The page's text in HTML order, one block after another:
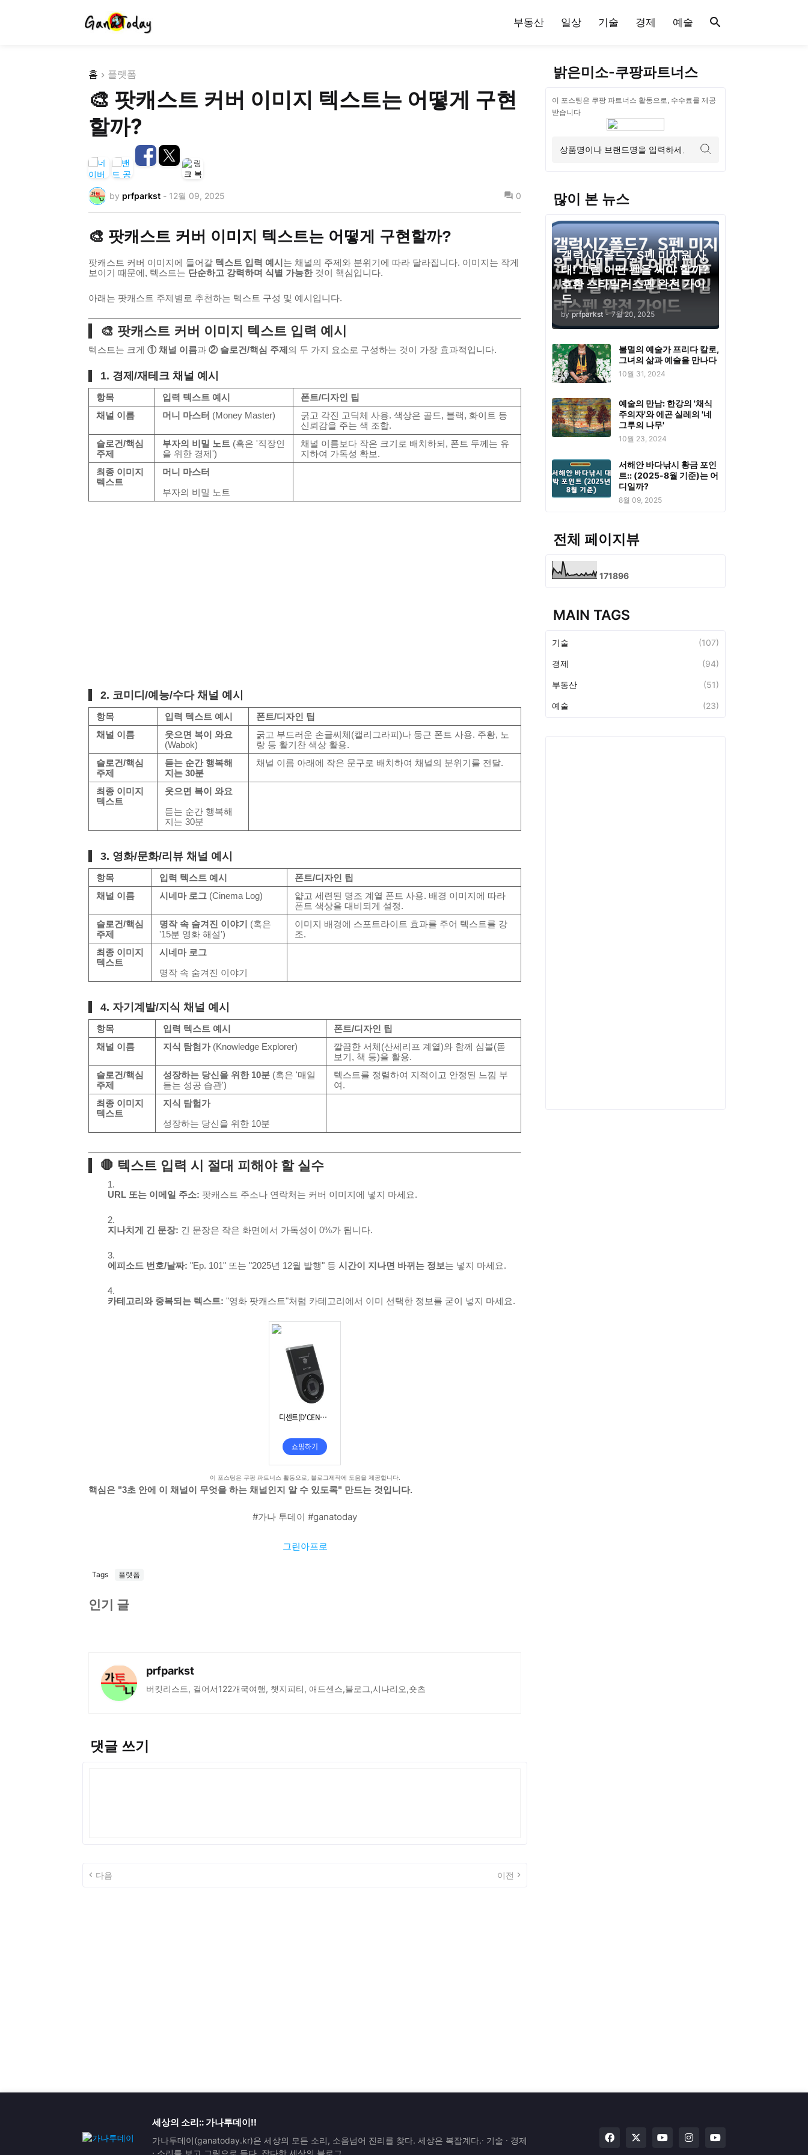
부동산 일상 기술 경제 예술
홈 플랫폼
🎨 팟캐스트 커버 이미지 텍스트는 어떻게 구현
할까?
by prfparkst - 12월 09, 2025 0
🎨 팟캐스트 커버 이미지 텍스트는 어떻게 구현할까?
팟캐스트 커버 이미지에 들어갈 텍스트 입력 예시 는 채널의 주제와 분위기에 따라 달라집니다. 이미지는 작게
보이기 때문에, 텍스트는 단순하고 강력하며 식별 가능한것이 핵심입니다.
아래는 팟캐스트 주제별로 추천하는 텍스트 구성 및 예시입니다.
🎨 팟캐스트 커버 이미지 텍스트 입력 예시
텍스트는 크게 ① 채널 이름과 ② 슬로건/핵심 주제 의 두 가지 요소로 구성하는 것이 가장 효과적입니다.
1. 경제/재테크 채널 예시
항목 입력 텍스트 예시
폰트/디자인 팁
채널 이름
머니 마스터 (Money Master)
굵고 각진 고딕체 사용. 색상은 골드, 블랙, 화이트 등
신뢰감을 주는 색 조합.
슬로건/핵심
주제
부자의 비밀 노트 (혹은 '직장인
을 위한 경제')
채널 이름보다 작은 크기로 배치하되, 폰트 두께는 유
지하여 가독성 확보.
최종 이미지
텍스트
머니 마스터
부자의 비밀 노트
2. 코미디/예능/수다 채널 예시
항목 입력 텍스트 예시
폰트/디자인 팁
채널 이름
웃으면 복이 와요
(Wabok)
굵고 부드러운 손글씨체(캘리그라피)나 둥근 폰트 사용. 주황, 노
랑 등 활기찬 색상 활용.
슬로건/핵심
주제
듣는 순간 행복해
지는 30분
채널 이름 아래에 작은 문구로 배치하여 채널의 분위기를 전달.
최종 이미지
텍스트
웃으면 복이 와요
듣는 순간 행복해
지는 30분
3. 영화/문화/리뷰 채널 예시
항목 입력 텍스트 예시
폰트/디자인 팁
채널 이름
시네마 로그 (Cinema Log)
얇고 세련된 명조 계열 폰트 사용. 배경 이미지에 따라
폰트 색상을 대비되게 설정.
슬로건/핵심
주제
명작 속 숨겨진 이야기
(혹은
'15분 영화 해설')
이미지 배경에 스포트라이트 효과를 주어 텍스트를 강
조.
최종 이미지
텍스트
시네마 로그
명작 속 숨겨진 이야기
4. 자기계발/지식 채널 예시
항목 입력 텍스트 예시
폰트/디자인 팁
채널 이름
지식 탐험가(Knowledge Explorer)
깔끔한 서체(산세리프 계열)와 함께 심볼(돋
보기, 책 등)을 활용.
슬로건/핵심
주제
성장하는 당신을 위한 10분 (혹은 '매일
듣는 성공 습관')
텍스트를 정렬하여 지적이고 안정된 느낌 부
여.
최종 이미지
텍스트
지식 탐험가
성장하는 당신을 위한 10분
🛑 텍스트 입력 시 절대 피해야 할 실수
URL 또는 이메일 주소: 팟캐스트 주소나 연락처는 커버 이미지에 넣지 마세요.
지나치게 긴 문장: 긴 문장은 작은 화면에서 가독성이 0%가 됩니다.
에피소드 번호/날짜: "Ep. 101" 또는 "2025년 12월 발행" 등 시간이 지나면 바뀌는 정보는 넣지 마세요.
카테고리와 중복되는 텍스트: "영화 팟캐스트"처럼 카테고리에서 이미 선택한 정보를 굳이 넣지 마세요.
이 포스팅은 쿠팡 파트너스 활동으로, 블로그제작에 도움을 제공합니다.
핵심은 "3초 안에 이 채널이 무엇을 하는 채널인지 알 수 있도록" 만드는 것입니다.
#가나 투데이 #ganatoday
그린아프로
Tags 플랫폼
인기 글
prfparkst
버킷리스트, 걸어서122개국여행, 챗지피티, 애드센스,블로그,시나리오,숏츠
댓글 쓰기
다음 이전
밝은미소-쿠팡파트너스
이 포스팅은 쿠팡 파트너스 활동으로, 수수료를 제공
받습니다
많이 본 뉴스
갤럭시Z폴드7, S펜 미지원 사
태! 그럼 어떤 펜을 써야 할까?
호환 스타일러스펜 완전 가이
드
by prfparkst - 7월 20, 2025
불멸의 예술가 프리다 칼로,
그녀의 삶과 예술을 만나다
10월 31, 2024
예술의 만남: 한강의 '채식
주의자'와 에곤 실레의 '네
그루의 나무'
10월 23, 2024
서해안 바다낚시 황금 포인
트:: (2025-8월 기준)는 어
디일까?
8월 09, 2025
전체 페이지뷰
171896
MAIN TAGS
기술 (107)
경제 (94)
부동산 (51)
예술 (23)
세상의 소리:: 가나투데이!!
가나투데이(ganatoday.kr)은 세상의 모든 소리, 소음넘어 진리를 찾다. 세상은 복잡계다.· 기술 · 경제
· 소리를 보고 그림으로 듣다. 잡다한 세상의 블로그